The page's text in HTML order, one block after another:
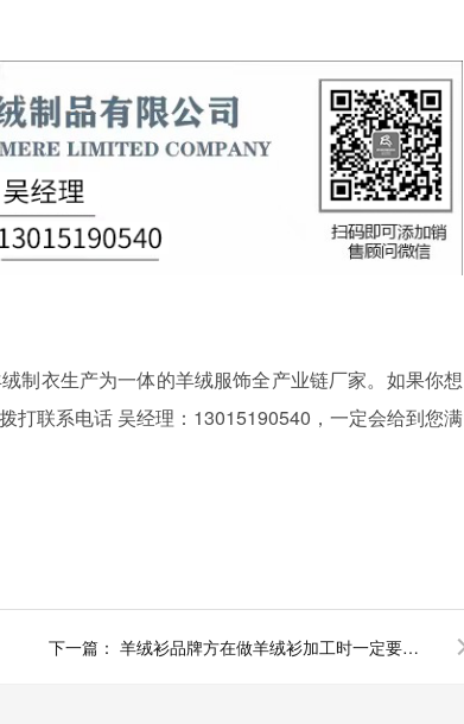
制衣生产为一体的羊绒服饰全产业链厂家。如果你想
打联系电话吴经理：13015190540 ，一定会给到您满
下一篇： 羊绒衫品牌方在做羊绒衫加工时一定要让厂家标清楚羊绒含量